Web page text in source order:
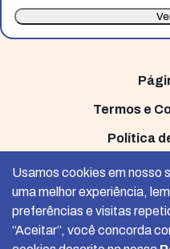
Termos e
Política
Usamos cookies em nosso
uma melhor experiência,
preferências e visitas
“Aceitar”, você concorda